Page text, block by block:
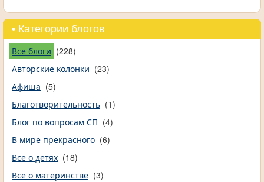
• Категории блогов
Все блоги (228)
Авторские колонки (23)
Афиша (5)
Благотворительность (1)
Блог по вопросам СП (4)
В мире прекрасного (6)
Все о детях (18)
Все о материнстве (3)